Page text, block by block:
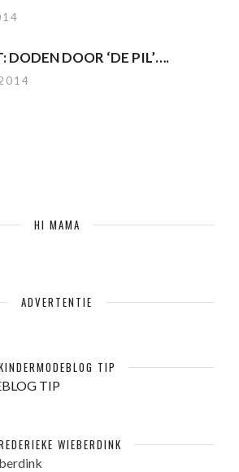
DODEN DOOR ‘DE PIL’….
HI MAMA
ADVERTENTIE
TIP
WIEBERDINK